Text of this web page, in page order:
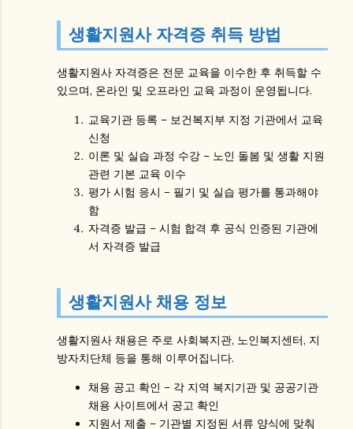
생활지원사 자격증 취득 방법
생활지원사 자격증은 전문 교육을 이수한 후 취득할 수
있으며, 온라인 및 오프라인 교육 과정이 운영됩니다.
교육기관 등록 – 보건복지부 지정 기관에서 교육
신청
이론 및 실습 과정 수강 – 노인 돌봄 및 생활 지원
관련 기본 교육 이수
평가 시험 응시 – 필기 및 실습 평가를 통과해야
함
자격증 발급 – 시험 합격 후 공식 인증된 기관에
서 자격증 발급
생활지원사 채용 정보
생활지원사 채용은 주로 사회복지관, 노인복지센터, 지
방자치단체 등을 통해 이루어집니다.
채용 공고 확인 – 각 지역 복지기관 및 공공기관
채용 사이트에서 공고 확인
지원서 제출 – 기관별 지정된 서류 양식에 맞춰